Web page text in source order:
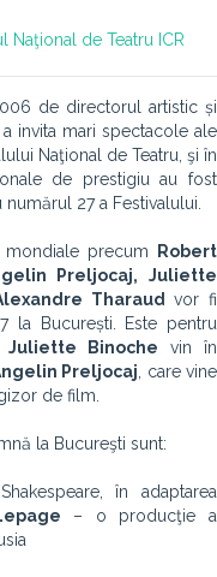
Naţional de Teatru ICR
de directorul artistic și
invita mari spectacole ale
Naţional de Teatru, şi în
de prestigiu au fost
27 a Festivalului.
mondiale precum
Robert
Preljocaj, Juliette
Tharaud
vor fi
la București. Este pentru
Juliette Binoche vin în
Preljocaj , care vine
de film.
la Bucureşti sunt:
în adaptarea
– o producţie a